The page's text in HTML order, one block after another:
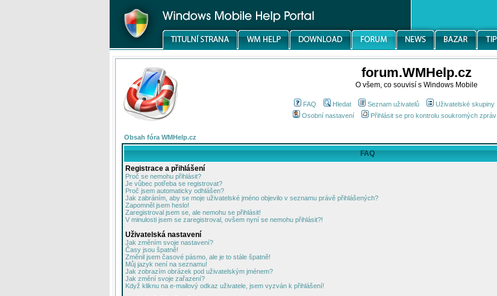
forum.WMHelp.cz
O všem, co souvisí s Windows Mobile
FAQ Hledat Seznam uživatelů Uživatelské skupiny
Osobní nastavení
Přihlásit se pro kontrolu soukromých zpráv
Obsah fóra WMHelp.cz
FAQ
Registrace a přihlášení
Proč se nemohu přihlásit?
Je vůbec potřeba se registrovat?
Proč jsem automaticky odhlášen?
Jak zabráním, aby se moje uživatelské jméno objevilo v seznamu právě přihlášených?
Zapomněl jsem heslo!
Zaregistroval jsem se, ale nemohu se přihlásit!
V minulosti jsem se zaregistroval, ovšem nyní se nemohu přihlásit?!
Uživatelská nastavení
Jak změním svoje nastavení?
Časy jsou špatně!
Změnil jsem časové pásmo, ale je to stále špatně!
Můj jazyk není na seznamu!
Jak zobrazím obrázek pod uživatelským jménem?
Jak změní svoje zařazení?
Když kliknu na e-mailový odkaz uživatele, jsem vyzván k přihlášení!